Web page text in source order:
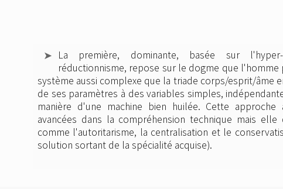
La première, dominante, basée sur
réductionnisme, repose sur le dogme que
système aussi complexe que la triade corps/esprit/âme
de ses paramètres à des variables simples,
manière d'une machine bien huilée. Cette
avancées dans la compréhension technique mais
comme l'autoritarisme, la centralisation et le
solution sortant de la spécialité acquise).